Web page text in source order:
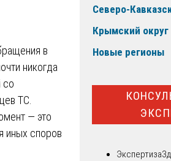
в
никогда
со
ТС.
— это
иных споров
Северо-
Крымский округ
Новые регионы
Экспертиза